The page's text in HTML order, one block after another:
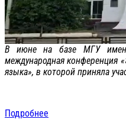
В июне на базе МГУ
международная конференция
языка», в которой приняла
Подробнее